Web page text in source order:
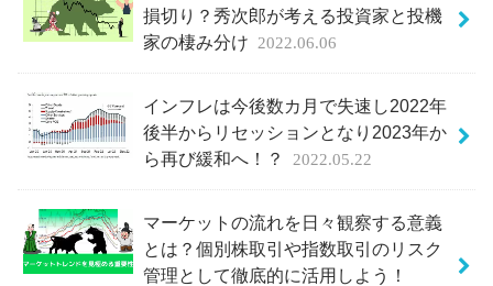
損切り？秀次郎が考える投資家と投機
家の棲み分け
2022.06.06
インフレは今後数カ月で失速し2022年
後半からリセッションとなり2023年か
ら再び緩和へ！？
2022.05.22
マーケットの流れを日々観察する意義
とは？個別株取引や指数取引のリスク
管理として徹底的に活用しよう！